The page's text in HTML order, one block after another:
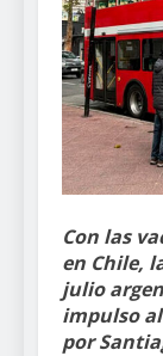
Con las
en Chile,
julio
impulso
por